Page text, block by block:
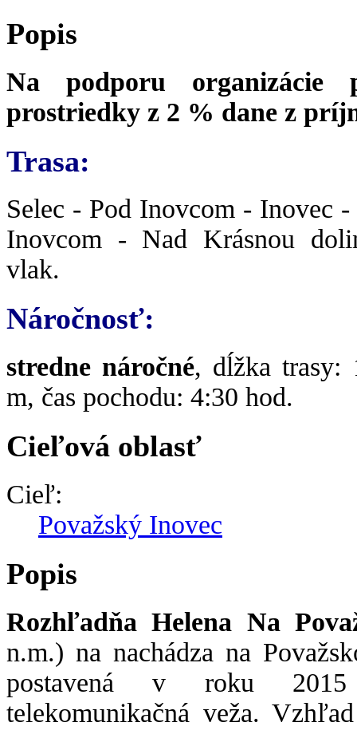
Popis
Na podporu organizácie
prostriedky z 2 % dane z
Trasa:
Selec - Pod Inovcom - Inovec
Inovcom - Nad Krásnou
vlak.
Náročnosť:
stredne náročné, dĺžka trasy:
m, čas pochodu: 4:30 hod.
Cieľová oblasť
Cieľ:
Považský Inovec
Popis
Rozhľadňa Helena Na
n.m.) na nachádza na
postavená v roku 2015
telekomunikačná veža.